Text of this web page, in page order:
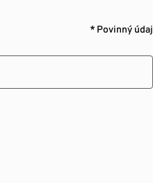
* Povinný údaj